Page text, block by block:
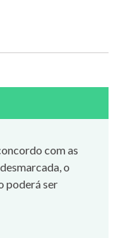
com as
o
poderá ser